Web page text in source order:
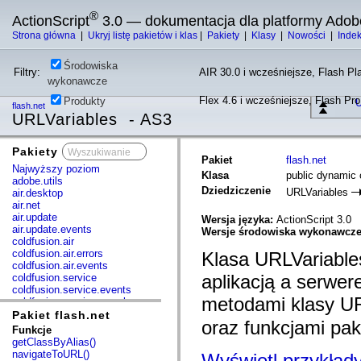
ActionScript® 3.0 — dokumentacja dla platformy
Strona główna Ukryj listę pakietów i klas Pakiety Klasy Nowości
Filtry:
Środowiska
wykonawcze
AIR 30.0 i wcześniejsze, Flash
Produkty Flex 4.6 i wcześniejsze, Flash
flash.net
URLVariables - AS3
Pakiety
Najwyższy poziom
adobe.utils
air.desktop
air.net
air.update
air.update.events
coldfusion.air
coldfusion.air.errors
coldfusion.air.events
coldfusion.service
coldfusion.service.events
coldfusion.service.mxml
com.adobe.acm.solutions.authoring.domain.extensions
com.adobe.acm.solutions.ccr.domain.extensions
com.adobe.consulting.pst.vo
com.adobe.dct.component
Pakiet flash.net
Funkcje
getClassByAlias()
navigateToURL()
Pakiet
flash.net
Klasa
public dynamic
Dziedziczenie
URLVariables
Wersja języka: ActionScript 3.0
Wersje środowiska
Klasa
aplikacją a
metodami klasy
oraz funkcjami